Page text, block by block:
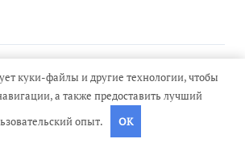
куки-файлы и другие технологии, чтобы
а также предоставить лучший
опыт.
OK